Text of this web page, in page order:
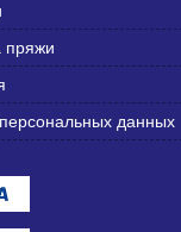
пряжи
данных